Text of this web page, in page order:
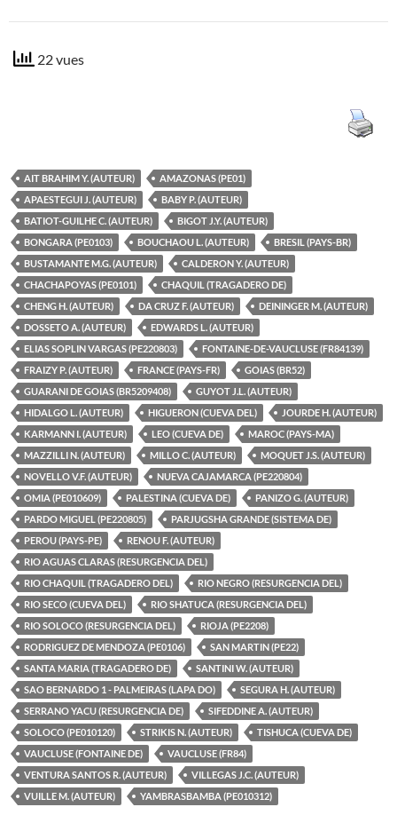
22 vues
AIT BRAHIM Y. (AUTEUR)
AMAZONAS (PE01)
APAESTEGUI J. (AUTEUR)
BABY P. (AUTEUR)
BATIOT-GUILHE C. (AUTEUR)
BIGOT J.Y. (AUTEUR)
BONGARA (PE0103)
BOUCHAOU L. (AUTEUR)
BRESIL (PAYS-BR)
BUSTAMANTE M.G. (AUTEUR)
CALDERON Y. (AUTEUR)
CHACHAPOYAS (PE0101)
CHAQUIL (TRAGADERO DE)
CHENG H. (AUTEUR)
DA CRUZ F. (AUTEUR)
DEININGER M. (AUTEUR)
DOSSETO A. (AUTEUR)
EDWARDS L. (AUTEUR)
ELIAS SOPLIN VARGAS (PE220803)
FONTAINE-DE-VAUCLUSE (FR84139)
FRAIZY P. (AUTEUR)
FRANCE (PAYS-FR)
GOIAS (BR52)
GUARANI DE GOIAS (BR5209408)
GUYOT J.L. (AUTEUR)
HIDALGO L. (AUTEUR)
HIGUERON (CUEVA DEL)
JOURDE H. (AUTEUR)
KARMANN I. (AUTEUR)
LEO (CUEVA DE)
MAROC (PAYS-MA)
MAZZILLI N. (AUTEUR)
MILLO C. (AUTEUR)
MOQUET J.S. (AUTEUR)
NOVELLO V.F. (AUTEUR)
NUEVA CAJAMARCA (PE220804)
OMIA (PE010609)
PALESTINA (CUEVA DE)
PANIZO G. (AUTEUR)
PARDO MIGUEL (PE220805)
PARJUGSHA GRANDE (SISTEMA DE)
PEROU (PAYS-PE)
RENOU F. (AUTEUR)
RIO AGUAS CLARAS (RESURGENCIA DEL)
RIO CHAQUIL (TRAGADERO DEL)
RIO NEGRO (RESURGENCIA DEL)
RIO SECO (CUEVA DEL)
RIO SHATUCA (RESURGENCIA DEL)
RIO SOLOCO (RESURGENCIA DEL)
RIOJA (PE2208)
RODRIGUEZ DE MENDOZA (PE0106)
SAN MARTIN (PE22)
SANTA MARIA (TRAGADERO DE)
SANTINI W. (AUTEUR)
SAO BERNARDO 1 - PALMEIRAS (LAPA DO)
SEGURA H. (AUTEUR)
SERRANO YACU (RESURGENCIA DE)
SIFEDDINE A. (AUTEUR)
SOLOCO (PE010120)
STRIKIS N. (AUTEUR)
TISHUCA (CUEVA DE)
VAUCLUSE (FONTAINE DE)
VAUCLUSE (FR84)
VENTURA SANTOS R. (AUTEUR)
VILLEGAS J.C. (AUTEUR)
VUILLE M. (AUTEUR)
YAMBRASBAMBA (PE010312)